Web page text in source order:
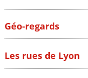
Géo-regards
Les rues de Lyon